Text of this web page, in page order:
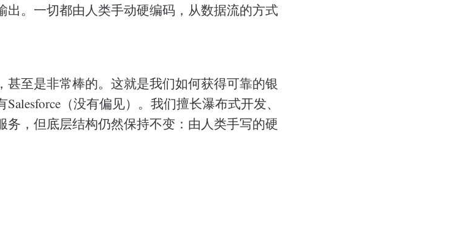
出。一切都由人类手动硬编码，从数据流的方式
甚至是非常棒的。这就是我们如何获得可靠的银
（没有偏见）。我们擅长瀑布式开发、
务，但底层结构仍然保持不变：由人类手写的硬